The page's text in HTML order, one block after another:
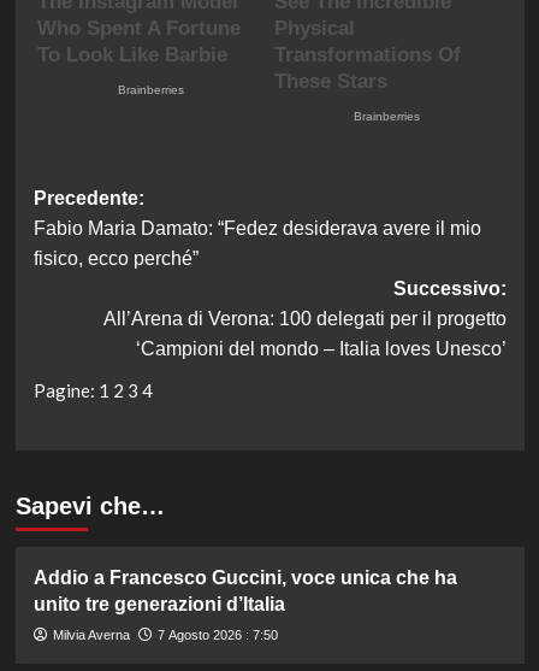
Navigazione
articolo
Precedente:
Fabio Maria Damato: “Fedez desiderava avere il mio
fisico, ecco perché”
Successivo:
All’Arena di Verona: 100 delegati per il progetto
‘Campioni del mondo – Italia loves Unesco’
Pagine: 1 2 3 4
Sapevi che…
Addio a Francesco Guccini, voce unica che ha
unito tre generazioni d’Italia
Milvia Averna 7 Agosto 2026 : 7:50